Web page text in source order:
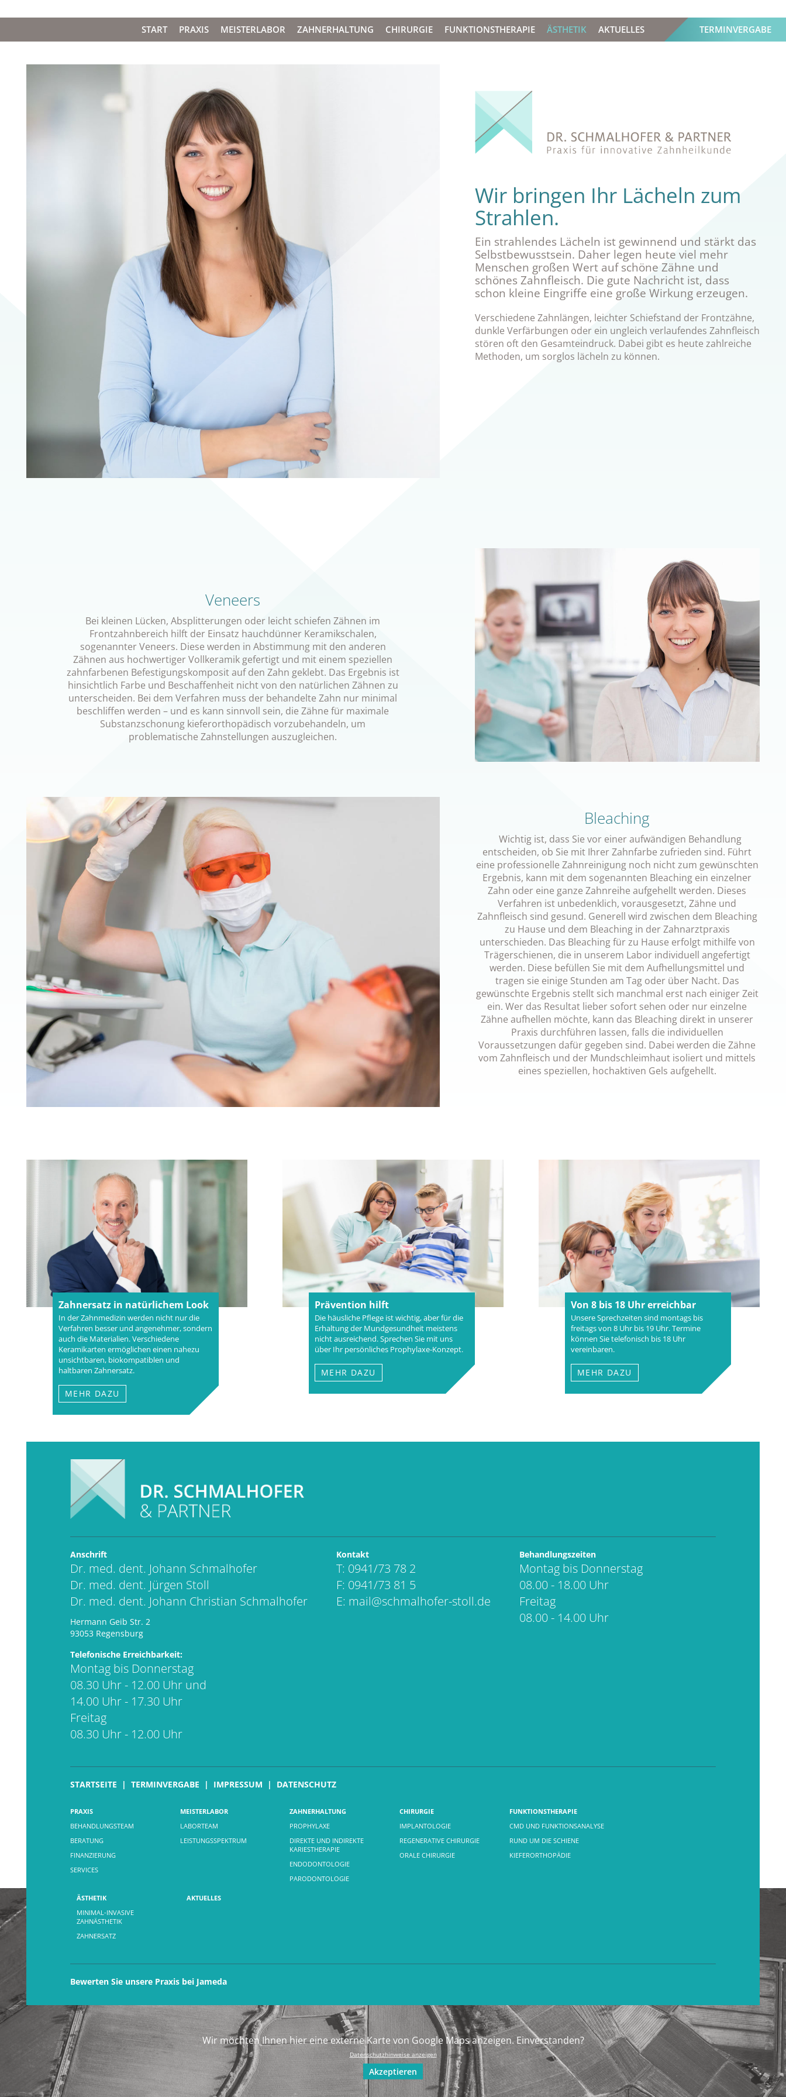
START PRAXIS MEISTERLABOR ZAHNERHALTUNG CHIRURGIE FUNKTIONSTHERAPIE ÄSTHETIK AKTUELLES TERMINVERGABE
Wir bringen Ihr Lächeln zum
Strahlen.
Ein strahlendes Lächeln ist gewinnend und stärkt das
Selbstbewusstsein. Daher legen heute viel mehr
Menschen großen Wert auf schöne Zähne und
schönes Zahnfleisch. Die gute Nachricht ist, dass
schon kleine Eingriffe eine große Wirkung erzeugen.
Verschiedene Zahnlängen, leichter Schiefstand der Frontzähne,
dunkle Verfärbungen oder ein ungleich verlaufendes Zahnfleisch
stören oft den Gesamteindruck. Dabei gibt es heute zahlreiche
Methoden, um sorglos lächeln zu können.
Veneers
Bei kleinen Lücken, Absplitterungen oder leicht schiefen Zähnen im
Frontzahnbereich hilft der Einsatz hauchdünner Keramikschalen,
sogenannter Veneers. Diese werden in Abstimmung mit den anderen
Zähnen aus hochwertiger Vollkeramik gefertigt und mit einem speziellen
zahnfarbenen Befestigungskomposit auf den Zahn geklebt. Das Ergebnis ist
hinsichtlich Farbe und Beschaffenheit nicht von den natürlichen Zähnen zu
unterscheiden. Bei dem Verfahren muss der behandelte Zahn nur minimal
beschliffen werden – und es kann sinnvoll sein, die Zähne für maximale
Substanzschonung kieferorthopädisch vorzubehandeln, um
problematische Zahnstellungen auszugleichen.
Bleaching
Wichtig ist, dass Sie vor einer aufwändigen Behandlung
entscheiden, ob Sie mit Ihrer Zahnfarbe zufrieden sind. Führt
eine professionelle Zahnreinigung noch nicht zum gewünschten
Ergebnis, kann mit dem sogenannten Bleaching ein einzelner
Zahn oder eine ganze Zahnreihe aufgehellt werden. Dieses
Verfahren ist unbedenklich, vorausgesetzt, Zähne und
Zahnfleisch sind gesund. Generell wird zwischen dem Bleaching
zu Hause und dem Bleaching in der Zahnarztpraxis
unterschieden. Das Bleaching für zu Hause erfolgt mithilfe von
Trägerschienen, die in unserem Labor individuell angefertigt
werden. Diese befüllen Sie mit dem Aufhellungsmittel und
tragen sie einige Stunden am Tag oder über Nacht. Das
gewünschte Ergebnis stellt sich manchmal erst nach einiger Zeit
ein. Wer das Resultat lieber sofort sehen oder nur einzelne
Zähne aufhellen möchte, kann das Bleaching direkt in unserer
Praxis durchführen lassen, falls die individuellen
Voraussetzungen dafür gegeben sind. Dabei werden die Zähne
vom Zahnfleisch und der Mundschleimhaut isoliert und mittels
eines speziellen, hochaktiven Gels aufgehellt.
Zahnersatz in natürlichem Look
In der Zahnmedizin werden nicht nur die
Verfahren besser und angenehmer, sondern
auch die Materialien. Verschiedene
Keramikarten ermöglichen einen nahezu
unsichtbaren, biokompatiblen und
haltbaren Zahnersatz.
MEHR DAZU
Prävention hilft
Die häusliche Pflege ist wichtig, aber für die
Erhaltung der Mundgesundheit meistens
nicht ausreichend. Sprechen Sie mit uns
über Ihr persönliches Prophylaxe-Konzept.
MEHR DAZU
Von 8 bis 18 Uhr erreichbar
Unsere Sprechzeiten sind montags bis
freitags von 8 Uhr bis 19 Uhr. Termine
können Sie telefonisch bis 18 Uhr
vereinbaren.
MEHR DAZU
Anschrift
Dr. med. dent. Johann Schmalhofer
Dr. med. dent. Jürgen Stoll
Dr. med. dent. Johann Christian Schmalhofer
Hermann Geib Str. 2
93053 Regensburg
Kontakt
T: 0941/73 78 2
F: 0941/73 81 5
E: mail@schmalhofer-stoll.de
Behandlungszeiten
Montag bis Donnerstag
08.00 - 18.00 Uhr
Freitag
08.00 - 14.00 Uhr
Telefonische Erreichbarkeit:
Montag bis Donnerstag
08.30 Uhr - 12.00 Uhr und
14.00 Uhr - 17.30 Uhr
Freitag
08.30 Uhr - 12.00 Uhr
STARTSEITE TERMINVERGABE IMPRESSUM DATENSCHUTZ
PRAXIS
BEHANDLUNGSTEAM
BERATUNG
FINANZIERUNG
SERVICES
MEISTERLABOR
LABORTEAM
LEISTUNGSSPEKTRUM
ZAHNERHALTUNG
PROPHYLAXE
DIREKTE UND INDIREKTE
KARIESTHERAPIE
ENDODONTOLOGIE
PARODONTOLOGIE
CHIRURGIE
IMPLANTOLOGIE
REGENERATIVE CHIRURGIE
ORALE CHIRURGIE
FUNKTIONSTHERAPIE
CMD UND FUNKTIONSANALYSE
RUND UM DIE SCHIENE
KIEFERORTHOPÄDIE
ÄSTHETIK
MINIMAL-INVASIVE
ZAHNÄSTHETIK
ZAHNERSATZ
AKTUELLES
Bewerten Sie unsere Praxis bei Jameda
Wir möchten Ihnen hier eine externe Karte von Google Maps anzeigen. Einverstanden?
Datenschutzhinweise anzeigen